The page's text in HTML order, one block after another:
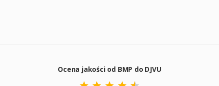
Ocena jakości od BMP do DJVU